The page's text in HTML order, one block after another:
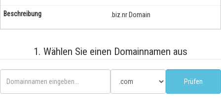
.biz.nr Domain
1. Wählen Sie einen Domainnamen aus